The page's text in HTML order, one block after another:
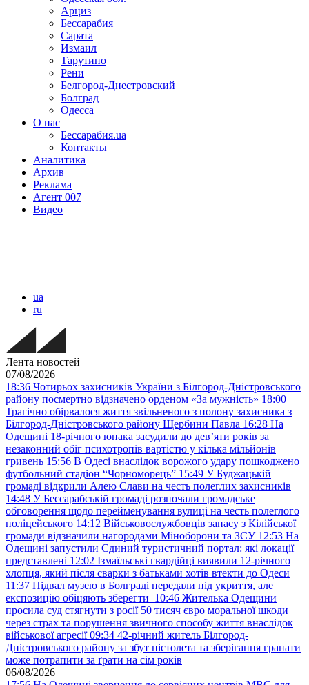
Арциз
Бессарабия
Сарата
Измаил
Тарутино
Рени
Белгород-Днестровский
Болград
Одесса
О нас
Бессарабия.ua
Контакты
Аналитика
Архив
Реклама
Агент 007
Видео
ua
ru
Лента новостей
07/08/2026
18:36 Чотирьох захисників України з Білгород-Дністровського
району посмертно відзначено орденом «За мужність» 18:00
Трагічно обірвалося життя звільненого з полону захисника з
Білгород-Дністровського району Щербини Павла 16:28 На
Одещині 18-річного юнака засудили до дев’яти років за
незаконний обіг психотропів вартістю у кілька мільйонів
гривень 15:56 В Одесі внаслідок ворожого удару пошкоджено
футбольний стадіон “Чорноморець” 15:49 У Буджацькій
громаді відкрили Алею Слави на честь полеглих захисників
14:48 У Бессарабській громаді розпочали громадське
обговорення щодо перейменування вулиці на честь полеглого
поліцейського 14:12 Військовослужбовців запасу з Кілійської
громади відзначили нагородами Міноборони та ЗСУ 12:53 На
Одещині запустили Єдиний туристичний портал: які локації
представлені 12:02 Ізмаїльські гвардійці виявили 12-річного
хлопця, який після сварки з батьками хотів втекти до Одеси
11:37 Підвал музею в Болграді передали під укриття, але
експозицію обіцяють зберегти 10:46 Жителька Одещини
просила суд стягнути з росії 50 тисяч євро моральної шкоди
через страх та порушення звичного способу життя внаслідок
військової агресії 09:34 42-річний житель Білгород-
Дністровського району за збут пістолета та зберігання гранати
може потрапити за ґрати на сім років
06/08/2026